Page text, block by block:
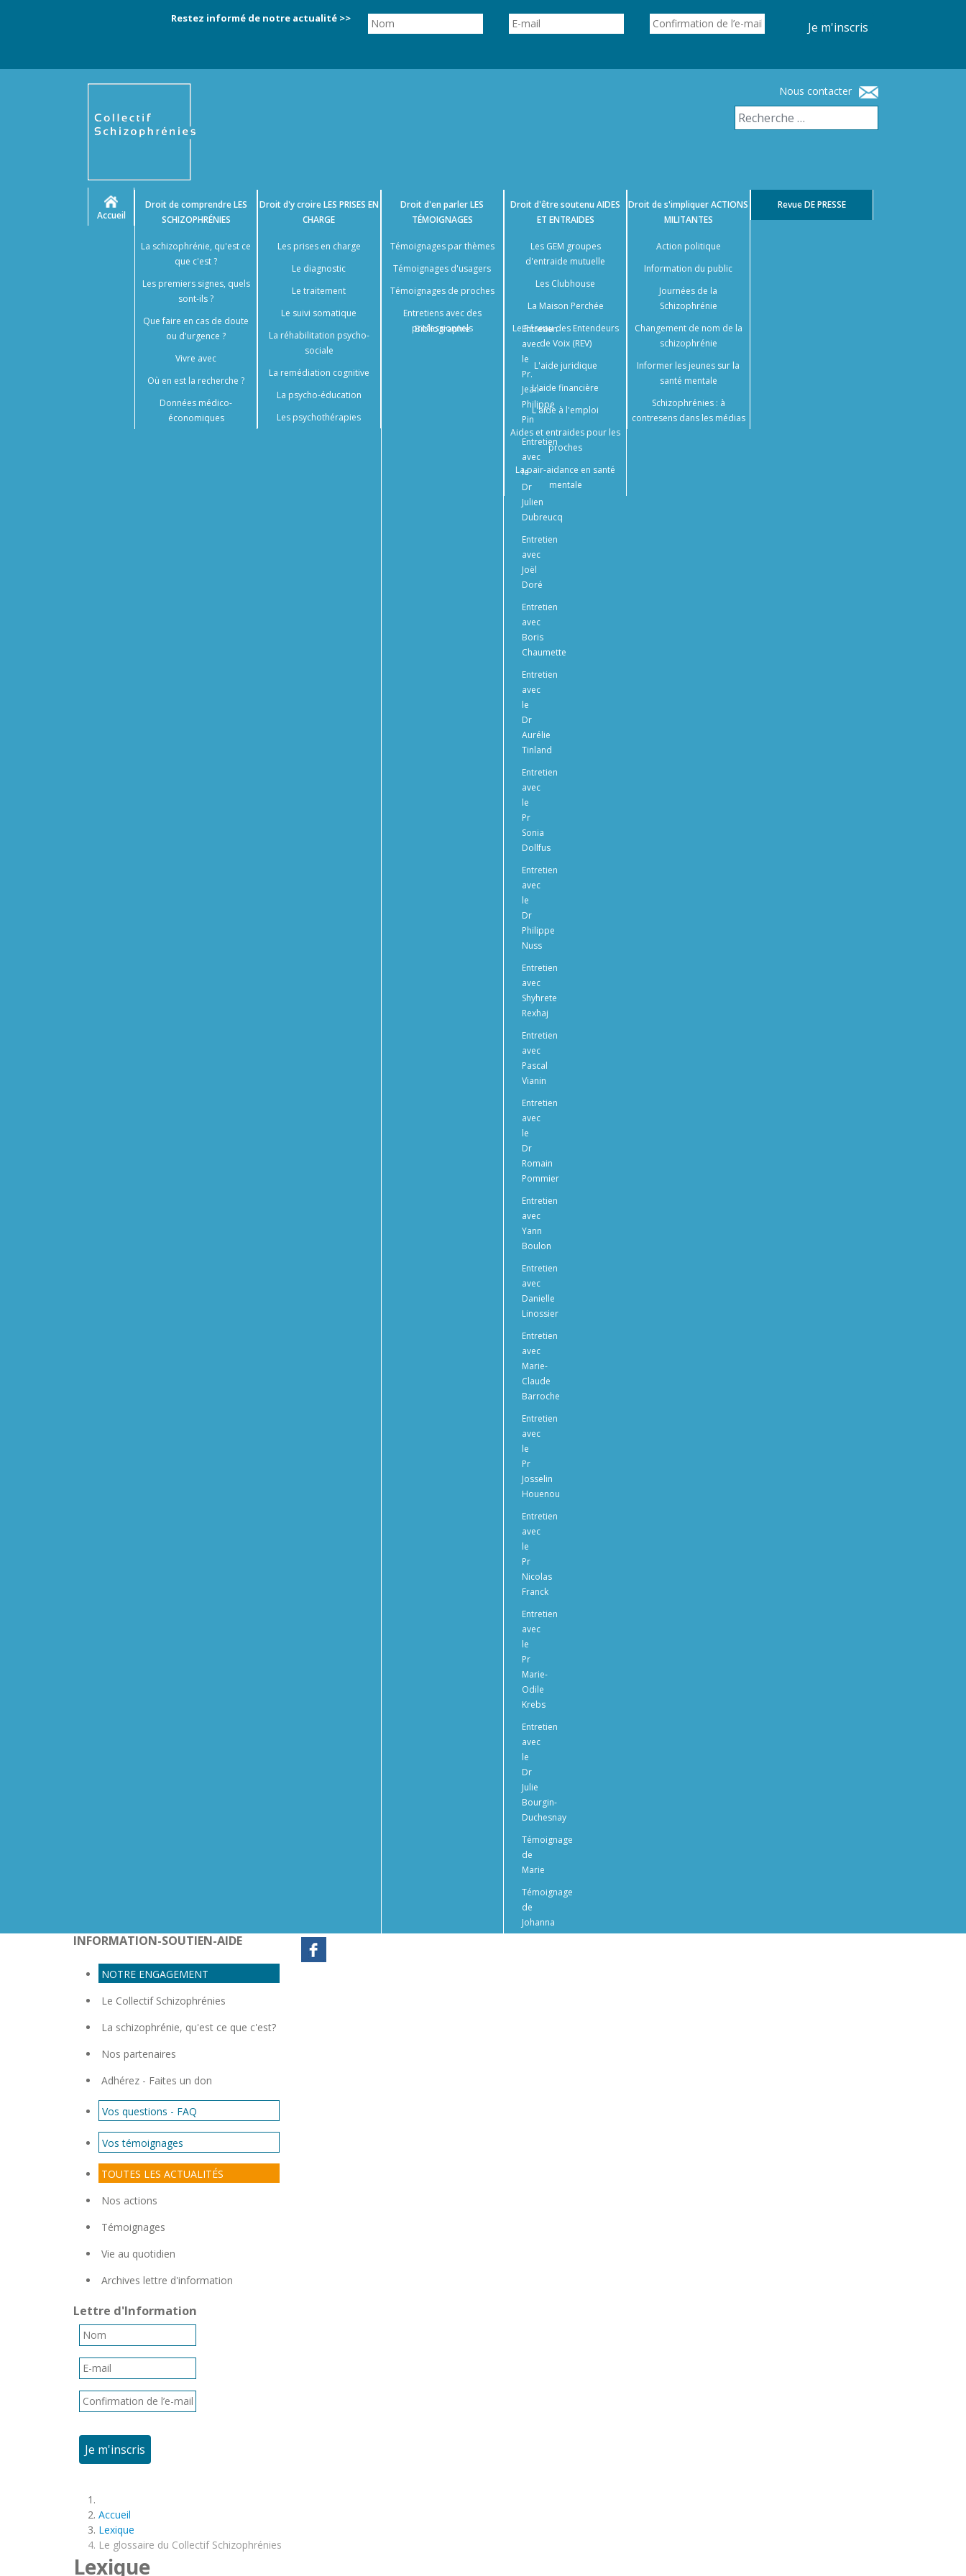
Restez informé de notre actualité >>
Je m'inscris
Nous contacter
Accueil
Droit de comprendreLES
SCHIZOPHRÉNIES
La schizophrénie, qu'est ce
que c'est ?
Les premiers signes, quels
sont-ils ?
Que faire en cas de doute
ou d'urgence ?
Vivre avec
Où en est la recherche ?
Données médico-
économiques
Droit d'y croireLES PRISES EN
CHARGE
Les prises en charge
Le diagnostic
Le traitement
Le suivi somatique
La réhabilitation psycho-
sociale
La remédiation cognitive
La psycho-éducation
Les psychothérapies
Droit d'en parlerLES
TÉMOIGNAGES
Témoignages par thèmes
Témoignages d'usagers
Témoignages de proches
Entretiens avec des
professionnels
Entretien
avec
le
Pr.
Jean-
Philippe
Pin
Entretien
avec
le
Dr
Julien
Dubreucq
Entretien
avec
Joël
Doré
Entretien
avec
Boris
Chaumette
Entretien
avec
le
Dr
Aurélie
Tinland
Entretien
avec
le
Pr
Sonia
Dollfus
Entretien
avec
le
Dr
Philippe
Nuss
Entretien
avec
Shyhrete
Rexhaj
Entretien
avec
Pascal
Vianin
Entretien
avec
le
Dr
Romain
Pommier
Entretien
avec
Yann
Boulon
Entretien
avec
Danielle
Linossier
Entretien
avec
Marie-
Claude
Barroche
Entretien
avec
le
Pr
Josselin
Houenou
Entretien
avec
le
Pr
Nicolas
Franck
Entretien
avec
le
Pr
Marie-
Odile
Krebs
Entretien
avec
le
Dr
Julie
Bourgin-
Duchesnay
Témoignage
de
Marie
Témoignage
de
Johanna
Bibliographie
Droit d'être soutenuAIDES
ET ENTRAIDES
Les GEM groupes
d'entraide mutuelle
Les Clubhouse
La Maison Perchée
Le Réseau des Entendeurs
de Voix (REV)
L'aide juridique
L'aide financière
L'aide à l'emploi
Aides et entraides pour les
proches
La pair-aidance en santé
mentale
Droit de s'impliquerACTIONS
MILITANTES
Action politique
Information du public
Journées de la
Schizophrénie
Changement de nom de la
schizophrénie
Informer les jeunes sur la
santé mentale
Schizophrénies : à
contresens dans les médias
RevueDE PRESSE
INFORMATION-SOUTIEN-AIDE
NOTRE ENGAGEMENT
Le Collectif Schizophrénies
La schizophrénie, qu'est ce que c'est?
Nos partenaires
Adhérez - Faites un don
Vos questions - FAQ
Vos témoignages
TOUTES LES ACTUALITÉS
Nos actions
Témoignages
Vie au quotidien
Archives lettre d'information
Lettre d'Information
Je m'inscris
Accueil
Lexique
Le glossaire du Collectif Schizophrénies
Lexique